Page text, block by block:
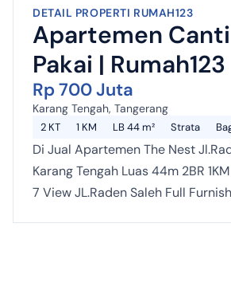
DETAIL PROPERTI RUMAH123
Apartemen
Pakai | Rumah123
Rp 700 Juta
Karang Tengah, Tangerang
2 KT 1 KM LB 44 m² Strata
Di Jual Apartemen The Nest
Karang Tengah Luas 44m 2BR
7 View JL.Raden Saleh Full Furnish